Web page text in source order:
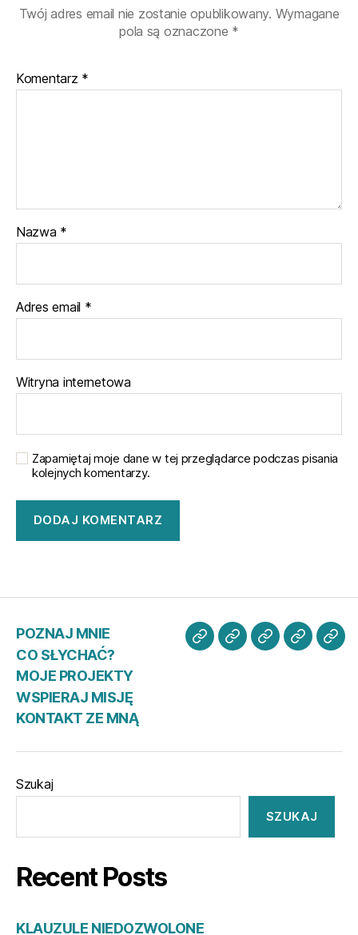
Twój adres email nie zostanie opublikowany. Wymagane
pola są oznaczone *
Komentarz *
Nazwa *
Adres email *
Witryna internetowa
Zapamiętaj moje dane w tej przeglądarce podczas pisania
kolejnych komentarzy.
POZNAJ MNIE
CO SŁYCHAĆ?
MOJE PROJEKTY
WSPIERAJ MISJĘ
KONTAKT ZE MNĄ
POZNAJ
CO
MOJE
Szukaj
SZUKAJ
Recent Posts
KLAUZULE NIEDOZWOLONE